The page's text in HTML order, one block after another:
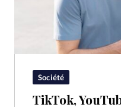
Société
TikTok,